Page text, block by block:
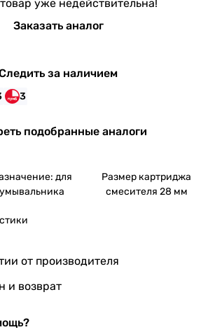
уже недействительна!
Заказать аналог
за наличием
3
подобранные аналоги
для
умывальника
Размер картриджа
смесителя 28 мм
от производителя
и возврат